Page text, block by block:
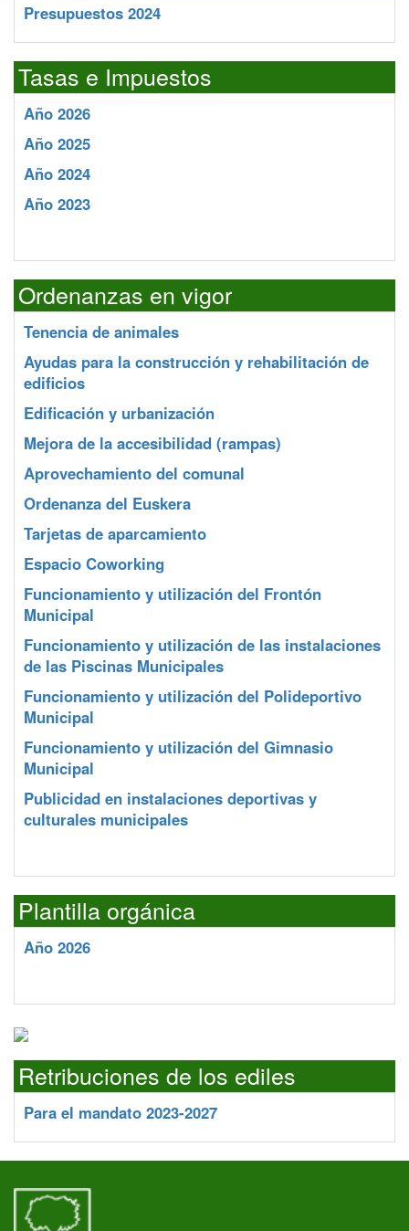
Presupuestos 2024
Tasas e Impuestos
Año 2026
Año 2025
Año 2024
Año 2023
Ordenanzas en vigor
Tenencia de animales
Ayudas para la construcción y rehabilitación de
edificios
Edificación y urbanización
Mejora de la accesibilidad (rampas)
Aprovechamiento del comunal
Ordenanza del Euskera
Tarjetas de aparcamiento
Espacio Coworking
Funcionamiento y utilización del Frontón
Municipal
Funcionamiento y utilización de las instalaciones
de las Piscinas Municipales
Funcionamiento y utilización del Polideportivo
Municipal
Funcionamiento y utilización del Gimnasio
Municipal
Publicidad en instalaciones deportivas y
culturales municipales
Plantilla orgánica
Año 2026
Retribuciones de los ediles
Para el mandato 2023-2027